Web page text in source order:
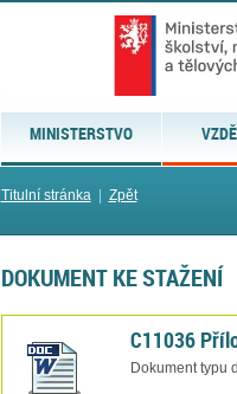
MINISTERSTVO
Titulní stránka| Zpět
DOKUMENT KE STAŽENÍ
C11036
Dokument typu